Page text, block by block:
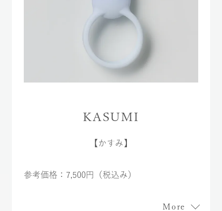
KASUMI
【かすみ】
参考価格：7,500円（税込み）
More